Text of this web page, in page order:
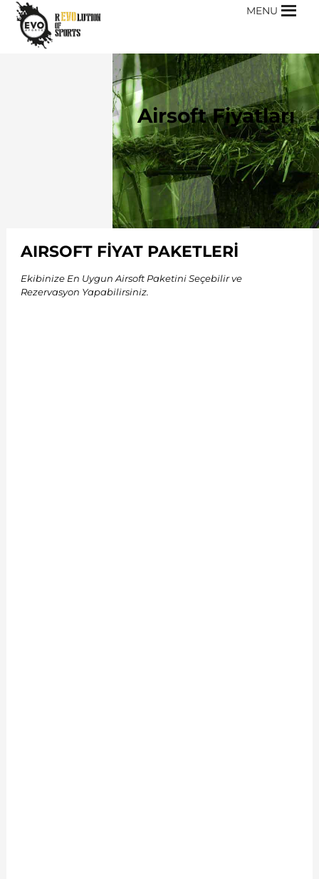
MENU
Airsoft Fiyatları
AIRSOFT FİYAT PAKETLERİ
Ekibinize En Uygun Airsoft Paketini Seçebilir ve
Rezervasyon Yapabilirsiniz.